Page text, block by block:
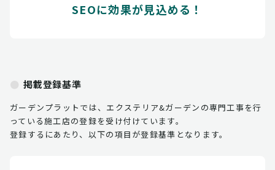
SEOに効果が見込める！
掲載登録基準
ガーデンプラットでは、エクステリア&ガーデンの専門工事を行
っている施工店の登録を受け付けています。
登録するにあたり、以下の項目が登録基準となります。